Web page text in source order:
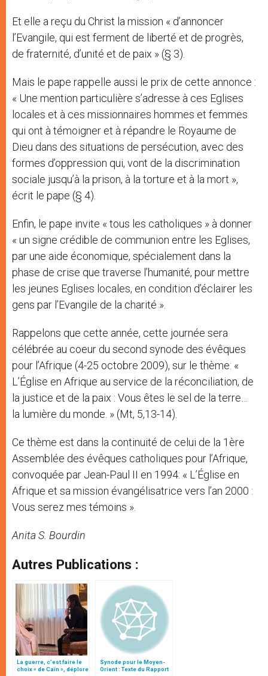
Et elle a reçu du Christ la mission « d’annoncer
l’Evangile, qui est ferment de liberté et de progrès,
de fraternité, d’unité et de paix » (§ 3).
Mais le pape rappelle aussi le prix de cette annonce :
« Une mention particulière s’adresse à ces Eglises
locales et à ces missionnaires hommes et femmes
qui ont à témoigner et à répandre le Royaume de
Dieu dans des situations de persécution, avec des
formes d’oppression qui, vont de la discrimination
sociale jusqu’à la prison, à la torture et à la mort »,
écrit le pape (§ 4).
Enfin, le pape invite « tous les catholiques » à donner
« un signe crédible de communion entre les Eglises,
par une aide économique, spécialement dans la
phase de crise que traverse l’humanité, pour mettre
les jeunes Eglises locales, en condition d’éclairer les
gens par l’Evangile de la charité ».
Rappelons que cette année, cette journée sera
célébrée au coeur du second synode des évêques
pour l’Afrique (4-25 octobre 2009), sur le thème: «
L’Église en Afrique au service de la réconciliation, de
la justice et de la paix : Vous êtes le sel de la terre…
la lumière du monde. » (Mt, 5,13-14).
Ce thème est dans la continuité de celui de la 1ère
Assemblée des évêques catholiques pour l’Afrique,
convoquée par Jean-Paul II en 1994: « L’Église en
Afrique et sa mission évangélisatrice vers l’an 2000 :
Vous serez mes témoins ».
Anita S. Bourdin
Autres Publications :
La guerre, c’est faire le
choix « de Caïn », déplore
Synode pour le Moyen-
Orient : Texte du Rapport